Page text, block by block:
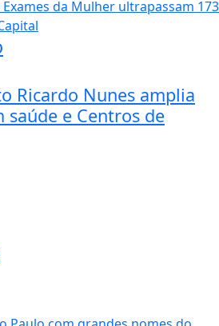
Ricardo Nunes amplia
e Centros de